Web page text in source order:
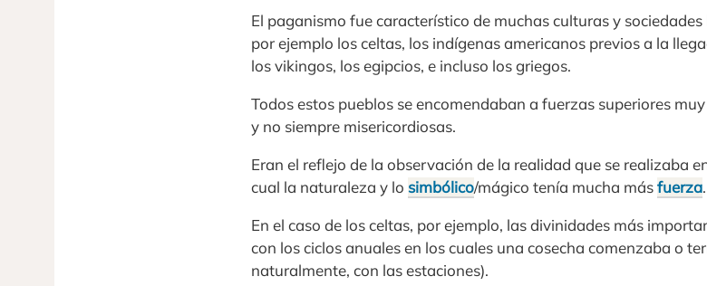
El paganismo fue característico de muchas culturas y
por ejemplo los celtas, los indígenas americanos previos a la
los vikingos, los egipcios, e incluso los griegos.
Todos estos pueblos se encomendaban a fuerzas superiores
y no siempre misericordiosas.
Eran el reflejo de la observación de la realidad que se realizaba
cual la naturaleza y lo simbólico/mágico tenía mucha másfuerza.
En el caso de los celtas, por ejemplo, las divinidades más
con los ciclos anuales en los cuales una cosecha comenzaba o
naturalmente, con las estaciones).